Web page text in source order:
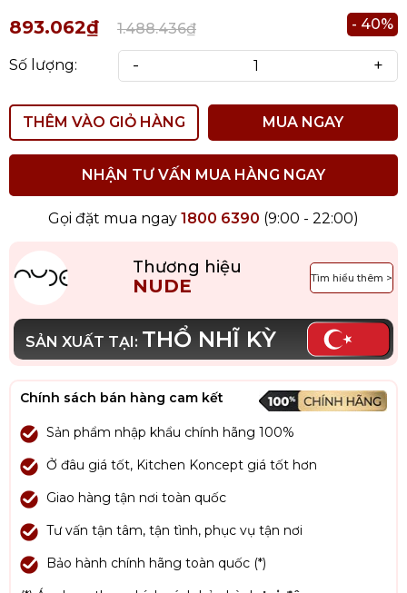
893.062₫ 1.488.436₫ - 40%
Số lượng: - +
THÊM VÀO GIỎ HÀNG MUA NGAY
NHẬN TƯ VẤN MUA HÀNG NGAY
Gọi đặt mua ngay 1800 6390 (9:00 - 22:00)
Thương hiệu
NUDE Tìm hiểu thêm >
SẢN XUẤT TẠI: THỔ NHĨ KỲ
Chính sách bán hàng cam kết
Sản phẩm nhập khẩu chính hãng 100%
Ở đâu giá tốt, Kitchen Koncept giá tốt hơn
Giao hàng tận nơi toàn quốc
Tư vấn tận tâm, tận tình, phục vụ tận nơi
Bảo hành chính hãng toàn quốc (*)